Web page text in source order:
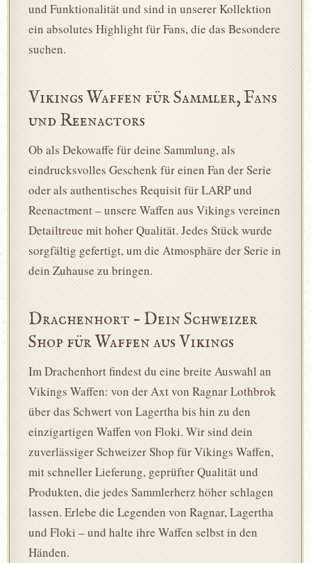
und Funktionalität und sind in unserer Kollektion
ein absolutes Highlight für Fans, die das Besondere
suchen.
Vikings Waffen für Sammler, Fans
und Reenactors
Ob als Dekowaffe für deine Sammlung, als
eindrucksvolles Geschenk für einen Fan der Serie
oder als authentisches Requisit für LARP und
Reenactment – unsere Waffen aus Vikings vereinen
Detailtreue mit hoher Qualität. Jedes Stück wurde
sorgfältig gefertigt, um die Atmosphäre der Serie in
dein Zuhause zu bringen.
Drachenhort – Dein Schweizer
Shop für Waffen aus Vikings
Im Drachenhort findest du eine breite Auswahl an
Vikings Waffen: von der Axt von Ragnar Lothbrok
über das Schwert von Lagertha bis hin zu den
einzigartigen Waffen von Floki. Wir sind dein
zuverlässiger Schweizer Shop für Vikings Waffen,
mit schneller Lieferung, geprüfter Qualität und
Produkten, die jedes Sammlerherz höher schlagen
lassen. Erlebe die Legenden von Ragnar, Lagertha
und Floki – und halte ihre Waffen selbst in den
Händen.